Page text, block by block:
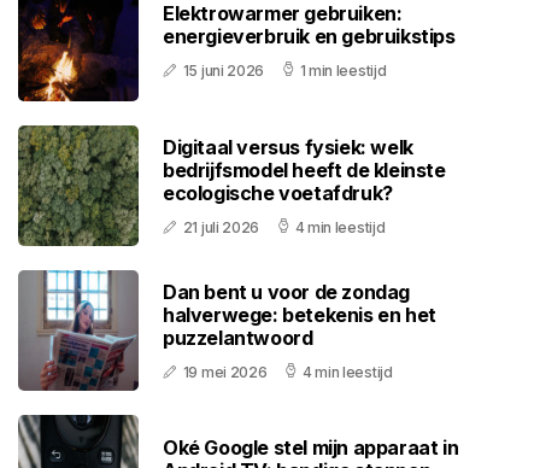
Elektrowarmer gebruiken:
energieverbruik en gebruikstips
15 juni 2026 1 min leestijd
Digitaal versus fysiek: welk
bedrijfsmodel heeft de kleinste
ecologische voetafdruk?
21 juli 2026 4 min leestijd
Dan bent u voor de zondag
halverwege: betekenis en het
puzzelantwoord
19 mei 2026 4 min leestijd
Oké Google stel mijn apparaat in